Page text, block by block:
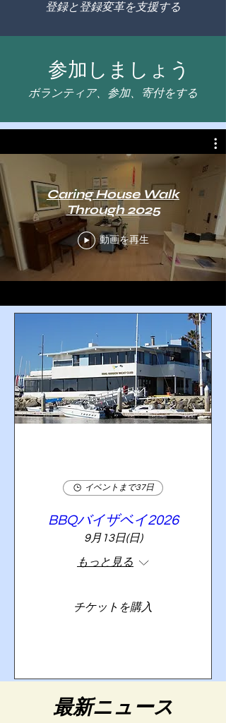
登録と登録変革を支援する
参加しましょう
ボランティア、参加、寄付をする
Caring House Walk
Through 2025
動画を再生
イベントまで37日
BBQバイザベイ2026
9月13日(日)
もっと見る
チケットを購入
最新ニュース